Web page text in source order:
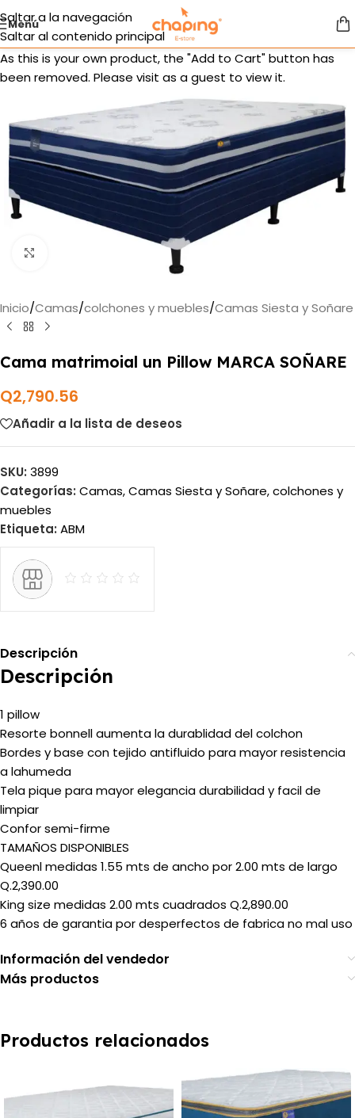
Saltar a la navegación
Saltar al contenido principal
Menú
As this is your own product, the "Add to Cart" button has
been removed. Please visit as a guest to view it.
Haga clic para ampliar
Inicio/Camas/colchones y muebles/Camas Siesta y Soñare
Cama matrimoial un Pillow MARCA SOÑARE
Q2,790.56
Añadir a la lista de deseos
SKU: 3899
Categorías: Camas,Camas Siesta y Soñare,colchones y
muebles
Etiqueta: ABM
Descripción
Descripción
1 pillow
Resorte bonnell aumenta la durablidad del colchon
Bordes y base con tejido antifluido para mayor resistencia
a lahumeda
Tela pique para mayor elegancia durabilidad y facil de
limpiar
Confor semi-firme
TAMAÑOS DISPONIBLES
Queenl medidas 1.55 mts de ancho por 2.00 mts de largo
Q.2,390.00
King size medidas 2.00 mts cuadrados Q.2,890.00
6 años de garantia por desperfectos de fabrica no mal uso
Información del vendedor
Más productos
Productos relacionados